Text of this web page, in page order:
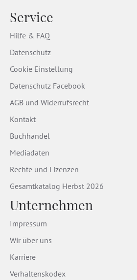
Service
Hilfe & FAQ
Datenschutz
Cookie Einstellung
Datenschutz Facebook
AGB und Widerrufsrecht
Kontakt
Buchhandel
Mediadaten
Rechte und Lizenzen
Gesamtkatalog Herbst 2026
Unternehmen
Impressum
Wir über uns
Karriere
Verhaltenskodex